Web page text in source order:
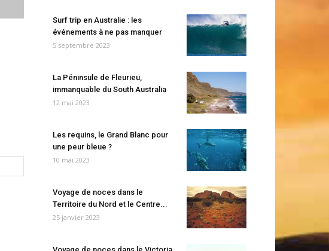
Surf trip en Australie : les
événements à ne pas manquer
5 septembre 2023
La Péninsule de Fleurieu,
immanquable du South Australia
12 mai 2023
Les requins, le Grand Blanc pour
une peur bleue ?
10 mai 2023
Voyage de noces dans le
Territoire du Nord et le Centre...
25 janvier 2023